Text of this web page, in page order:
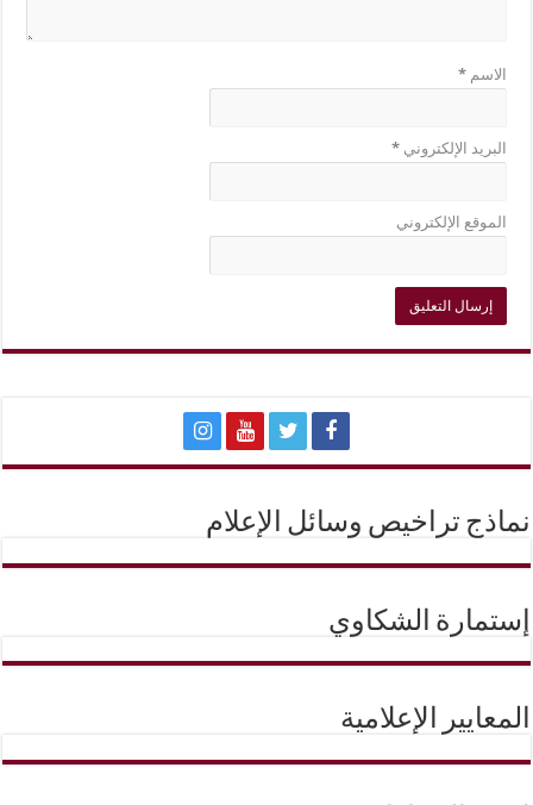
الاسم*
البريد الإلكتروني*
الموقع الإلكتروني
نماذج تراخيص وسائل الإعلام
إستمارة الشكاوي
المعايير الإعلامية